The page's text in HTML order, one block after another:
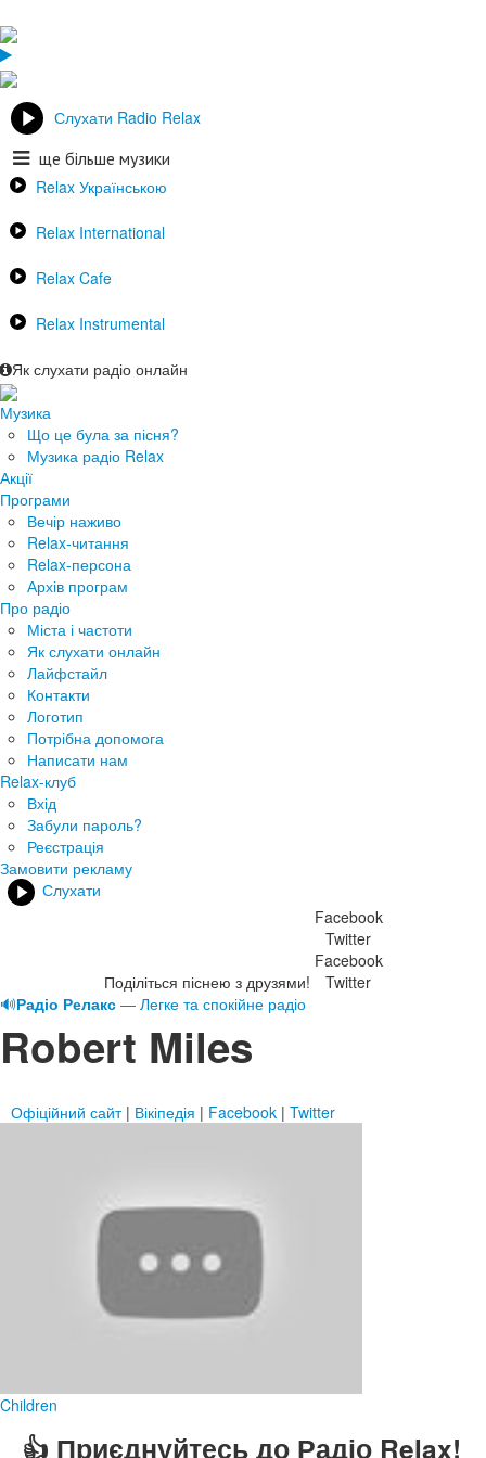
Слухати Radio Relax
ще більше музики
Relax Українською
Relax International
Relax Cafe
Relax Instrumental
Як слухати радіо онлайн
Музика
Що це була за пісня?
Музика радіо Relax
Акції
Програми
Вечір наживо
Relax-читання
Relax-персона
Архів програм
Про радіо
Міста і частоти
Як слухати онлайн
Лайфстайл
Контакти
Логотип
Потрібна допомога
Написати нам
Relax-клуб
Вхід
Забули пароль?
Реєстрація
Замовити рекламу
Слухати
Поділіться піснею з друзями!
Facebook
Twitter
Facebook
Twitter
🔊Радіо Релакс — Легке та спокійне радіо
Robert Miles
Офіційний сайт| Вікіпедія | Facebook | Twitter
Children
👍 Приєднуйтесь до Радіо Relax!